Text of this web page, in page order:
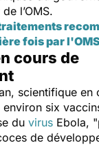
l’OMS.
fois par
cours de
scientifique en
six
du virus Ebola,
de